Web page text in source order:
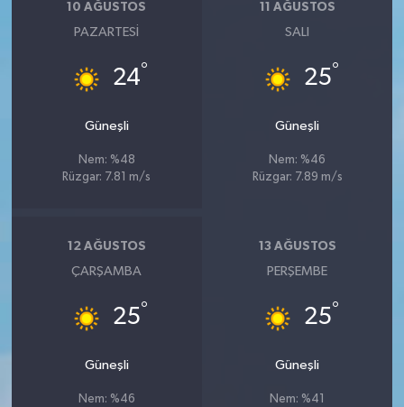
10 AĞUSTOS
PAZARTESI
24°
Güneşli
Nem: %48
Rüzgar: 7.81 m/s
11 AĞUSTOS
SALI
25°
Güneşli
Nem: %46
Rüzgar: 7.89 m/s
12 AĞUSTOS
ÇARŞAMBA
25°
Güneşli
Nem: %46
13 AĞUSTOS
PERŞEMBE
25°
Güneşli
Nem: %41